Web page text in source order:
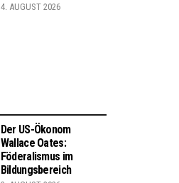
4. AUGUST 2026
Der US-Ökonom
Wallace Oates:
Föderalismus im
Bildungsbereich